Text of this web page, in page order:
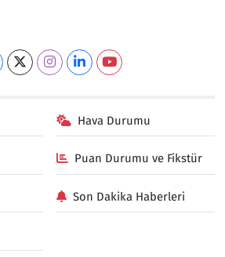
Hava Durumu
Puan Durumu ve Fikstür
Son Dakika Haberleri